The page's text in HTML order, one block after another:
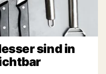
sind in